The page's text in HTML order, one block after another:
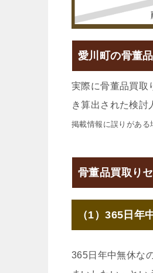
愛川町の骨董
実際に骨董品買取
き算出された検討
掲載情報に誤りがある
骨董品買取り
（1）365日年
365日年中無休な